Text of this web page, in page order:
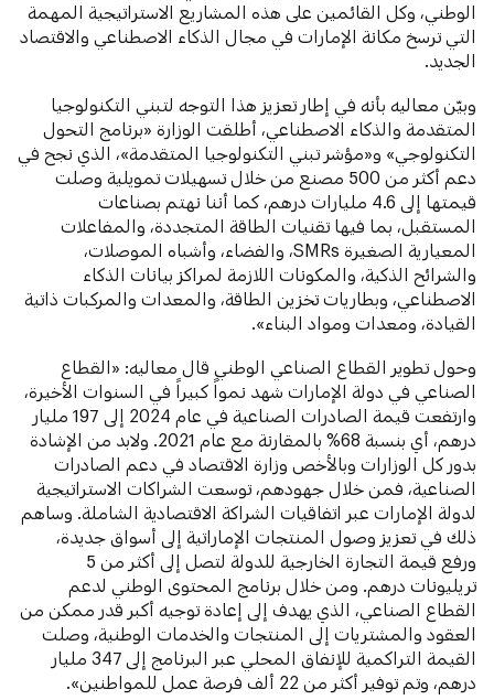
الوطني، وكل القائمين على هذه المشاريع الاستراتيجية المهمة
التي ترسخ مكانة الإمارات في مجال الذكاء الاصطناعي والاقتصاد
الجديد.
وبيّن معاليه بأنه في إطار تعزيز هذا التوجه لتبني التكنولوجيا
المتقدمة والذكاء الاصطناعي، أطلقت الوزارة «برنامج التحول
التكنولوجي» و«مؤشر تبني التكنولوجيا المتقدمة»، الذي نجح في
دعم أكثر من 500 مصنع من خلال تسهيلات تمويلية وصلت
قيمتها إلى 4.6 مليارات درهم، كما أننا نهتم بصناعات
المستقبل، بما فيها تقنيات الطاقة المتجددة، والمفاعلات
المعيارية الصغيرة SMRs، والفضاء، وأشباه الموصلات،
والشرائح الذكية، والمكونات اللازمة لمراكز بيانات الذكاء
الاصطناعي، وبطاريات تخزين الطاقة، والمعدات والمركبات ذاتية
القيادة، ومعدات ومواد البناء».
وحول تطوير القطاع الصناعي الوطني قال معاليه: «القطاع
الصناعي في دولة الإمارات شهد نمواً كبيراً في السنوات الأخيرة،
وارتفعت قيمة الصادرات الصناعية في عام 2024 إلى 197 مليار
درهم، أي بنسبة 68% بالمقارنة مع عام 2021. ولابد من الإشادة
بدور كل الوزارات وبالأخص وزارة الاقتصاد في دعم الصادرات
الصناعية، فمن خلال جهودهم، توسعت الشراكات الاستراتيجية
لدولة الإمارات عبر اتفاقيات الشراكة الاقتصادية الشاملة. وساهم
ذلك في تعزيز وصول المنتجات الإماراتية إلى أسواق جديدة،
ورفع قيمة التجارة الخارجية للدولة لتصل إلى أكثر من 5
تريليونات درهم. ومن خلال برنامج المحتوى الوطني لدعم
القطاع الصناعي، الذي يهدف إلى إعادة توجيه أكبر قدر ممكن من
العقود والمشتريات إلى المنتجات والخدمات الوطنية، وصلت
القيمة التراكمية للإنفاق المحلي عبر البرنامج إلى 347 مليار
درهم، وتم توفير أكثر من 22 ألف فرصة عمل للمواطنين».